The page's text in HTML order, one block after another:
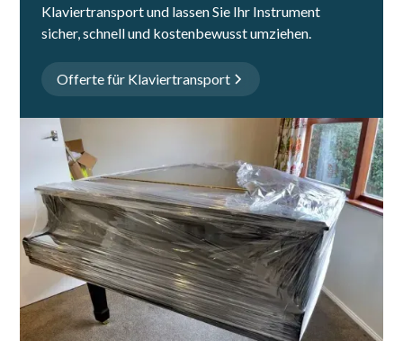
Klaviertransport und lassen Sie Ihr Instrument
sicher, schnell und kostenbewusst umziehen.
Offerte für Klaviertransport